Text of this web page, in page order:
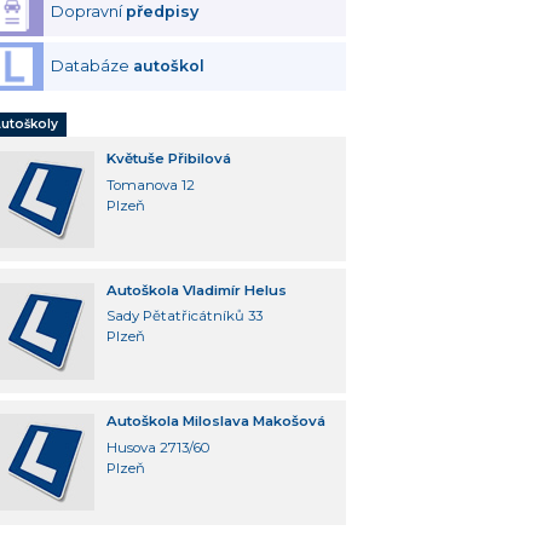
Dopravní předpisy
Databáze autoškol
Květuše Přibilová
Tomanova 12
Plzeň
Autoškola Vladimír Helus
Sady Pětatřicátníků 33
Plzeň
Autoškola Miloslava Makošová
Husova 2713/60
Plzeň